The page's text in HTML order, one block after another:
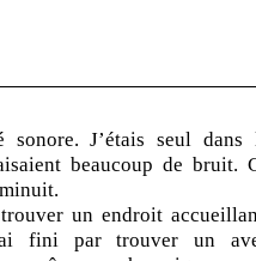
J’étais seul dans
beaucoup de bruit.
un endroit
fini par trouver un